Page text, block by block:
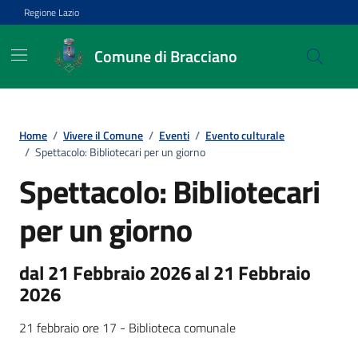
Vai ai contenuti
Vai al footer
Regione Lazio
Comune di Bracciano
Home / Vivere il Comune / Eventi / Evento culturale
/ Spettacolo: Bibliotecari per un giorno
Spettacolo: Bibliotecari
per un giorno
dal 21 Febbraio 2026 al 21 Febbraio
2026
21 febbraio ore 17 - Biblioteca comunale